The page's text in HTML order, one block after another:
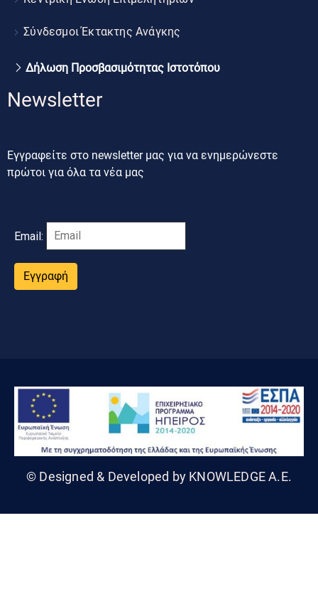
Σύνδεσμοι Έκτακτης Ανάγκης
Δήλωση Προσβασιμότητας Ιστοτόπου
Newsletter
Εγγραφείτε στο newsletter μας για να ενημερώνεστε
πρώτοι για όλα τα νέα μας
Email:
Εγγραφή
© Designed & Developed by KNOWLEDGE A.E.